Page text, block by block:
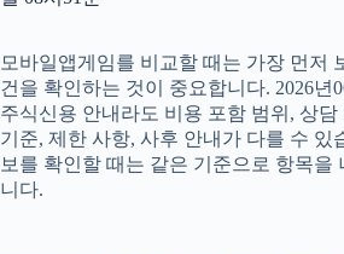
모바일앱게임를 비교할 때는 가장 먼저
건을 확인하는 것이 중요합니다. 2026년
주식신용 안내라도 비용 포함 범위, 상담
기준, 제한 사항, 사후 안내가 다를 수 있
보를 확인할 때는 같은 기준으로 항목을
니다.